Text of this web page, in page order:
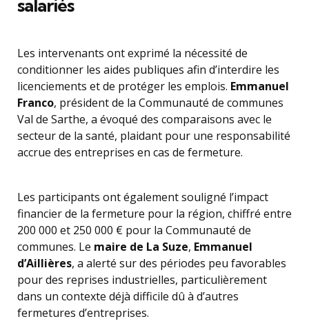
salariés
Les intervenants ont exprimé la nécessité de
conditionner les aides publiques afin d’interdire les
licenciements et de protéger les emplois. Emmanuel
Franco, président de la Communauté de communes
Val de Sarthe, a évoqué des comparaisons avec le
secteur de la santé, plaidant pour une responsabilité
accrue des entreprises en cas de fermeture.
Les participants ont également souligné l’impact
financier de la fermeture pour la région, chiffré entre
200 000 et 250 000 € pour la Communauté de
communes. Le maire de La Suze, Emmanuel
d’Aillières, a alerté sur des périodes peu favorables
pour des reprises industrielles, particulièrement
dans un contexte déjà difficile dû à d’autres
fermetures d’entreprises.